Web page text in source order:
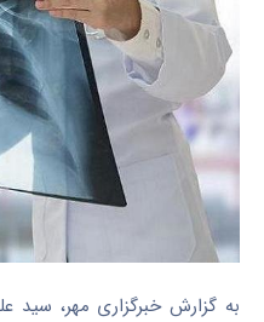
به گزارش خبرگزاری مهر، سید